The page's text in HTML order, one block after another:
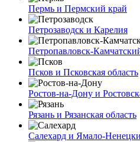
Пермь и Пермский край
Петрозаводск и Карелия
Петропавловск-
Псков и Псковская область
Ростов-на-Дону и
Рязань и Рязанская область
Салехард и Ямало-